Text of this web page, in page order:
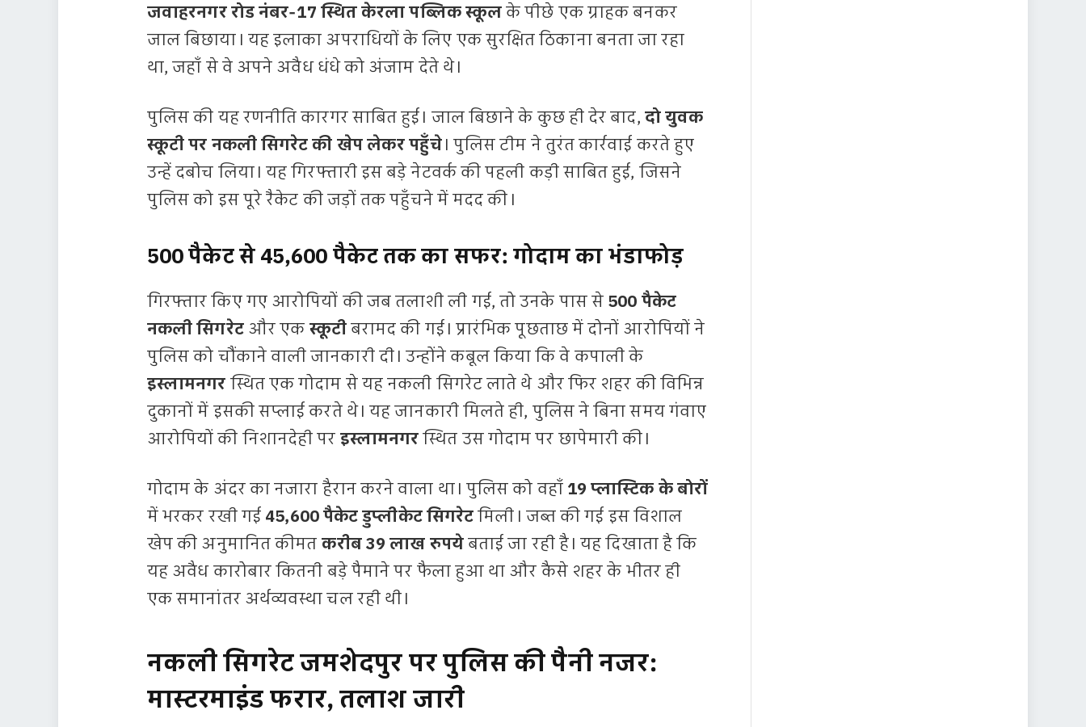
जवाहरनगर रोड नंबर-17 स्थित केरला पब्लिक स्कूलके पीछे एक ग्राहक बनकर
जाल बिछाया। यह इलाका अपराधियों के लिए एक सुरक्षित ठिकाना बनता जा रहा
था, जहाँ से वे अपने अवैध धंधे को अंजाम देते थे।
पुलिस की यह रणनीति कारगर साबित हुई। जाल बिछाने के कुछ ही देर बाद, दो युवक
स्कूटी पर नकली सिगरेट की खेप लेकर पहुँचे। पुलिस टीम ने तुरंत कार्रवाई करते हुए
उन्हें दबोच लिया। यह गिरफ्तारी इस बड़े नेटवर्क की पहली कड़ी साबित हुई, जिसने
पुलिस को इस पूरे रैकेट की जड़ों तक पहुँचने में मदद की।
500 पैकेट से 45,600 पैकेट तक का सफर: गोदाम का भंडाफोड़
गिरफ्तार किए गए आरोपियों की जब तलाशी ली गई, तो उनके पास से 500 पैकेट
नकली सिगरेटऔर एक स्कूटीबरामद की गई। प्रारंभिक पूछताछ में दोनों आरोपियों ने
पुलिस को चौंकाने वाली जानकारी दी। उन्होंने कबूल किया कि वे कपाली के
इस्लामनगर स्थित एक गोदाम से यह नकली सिगरेट लाते थे और फिर शहर की विभिन्न
दुकानों में इसकी सप्लाई करते थे। यह जानकारी मिलते ही, पुलिस ने बिना समय गंवाए
आरोपियों की निशानदेही पर इस्लामनगरस्थित उस गोदाम पर छापेमारी की।
गोदाम के अंदर का नजारा हैरान करने वाला था। पुलिस को वहाँ 19 प्लास्टिक के बोरों
में भरकर रखी गई 45,600 पैकेट डुप्लीकेट सिगरेटमिली। जब्त की गई इस विशाल
खेप की अनुमानित कीमत करीब 39 लाख रुपयेबताई जा रही है। यह दिखाता है कि
यह अवैध कारोबार कितनी बड़े पैमाने पर फैला हुआ था और कैसे शहर के भीतर ही
एक समानांतर अर्थव्यवस्था चल रही थी।
नकली सिगरेट जमशेदपुर पर पुलिस की पैनी नजर:
मास्टरमाइंड फरार, तलाश जारी